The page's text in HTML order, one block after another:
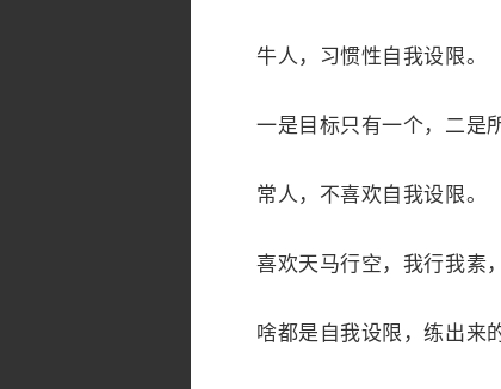
牛人，习惯性自我设限。
一是目标只有一个，二是所
常人，不喜欢自我设限。
喜欢天马行空，我行我素，
啥都是自我设限，练出来的